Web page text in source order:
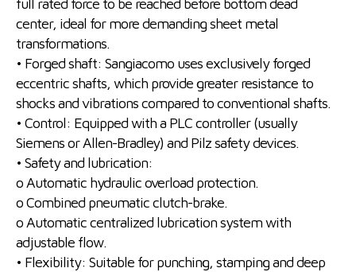
full rated force to be reached before bottom dead
center, ideal for more demanding sheet metal
transformations.
• Forged shaft: Sangiacomo uses exclusively forged
eccentric shafts, which provide greater resistance to
shocks and vibrations compared to conventional shafts.
• Control: Equipped with a PLC controller (usually
Siemens or Allen-Bradley) and Pilz safety devices.
• Safety and lubrication:
o Automatic hydraulic overload protection.
o Combined pneumatic clutch-brake.
o Automatic centralized lubrication system with
adjustable flow.
• Flexibility: Suitable for punching, stamping and deep